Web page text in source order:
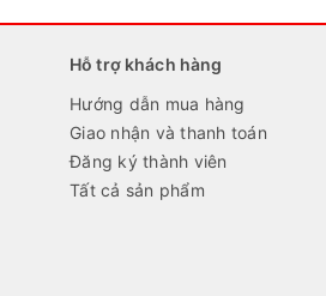
Hỗ trợ khách hàng
Hướng dẫn mua hàng
Giao nhận và thanh toán
Đăng ký thành viên
Tất cả sản phẩm